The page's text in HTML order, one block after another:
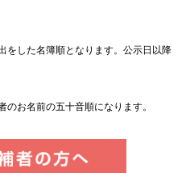
をした名簿順となります。公示日以降
お名前の五十音順になります。